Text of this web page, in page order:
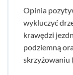
Opinia
wykluczyć
krawędzi
podziemną
skrzyżowaniu